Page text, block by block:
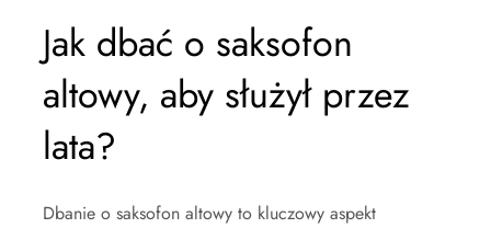
Jak dbać o saksofon
altowy, aby służył przez
lata?
Dbanie o saksofon altowy to kluczowy aspekt